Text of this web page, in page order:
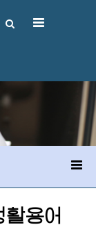
용어